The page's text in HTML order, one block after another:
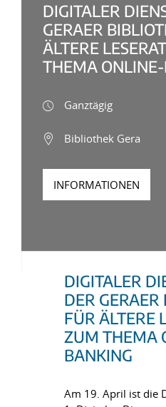
DIGITALER
GERAER
ÄLTERE
THEMA
Ganztägig
Bibliothek Gera
INFORMATIONEN
DIGITALER
DER
FÜR ÄLTERE
ZUM THEMA
BANKING
Am 19. April ist die